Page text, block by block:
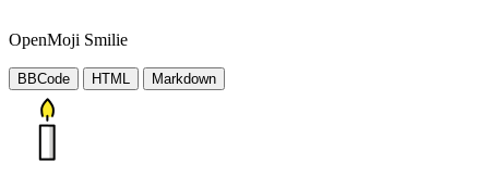
OpenMoji Smilie
BBCode HTML Markdown